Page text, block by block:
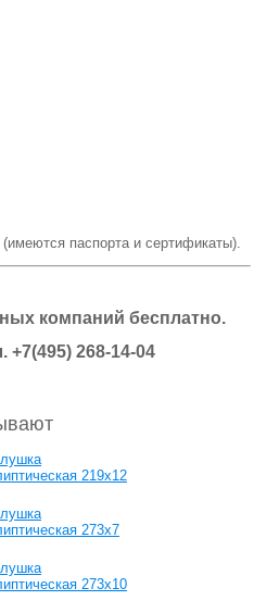
паспорта и сертификаты).
компаний бесплатно.
+7(495) 268-14-04
219х12
273х7
273х10